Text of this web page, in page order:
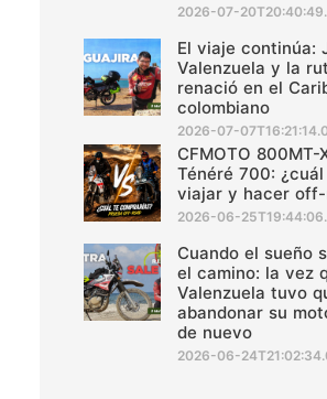
2026-07-
El viaje continúa:
Valenzuela y la
renació en el
colombiano
2026-07-
CFMOTO 800MT-
Ténéré 700:
viajar y hacer off-
2026-06-
Cuando el sueño
el camino: la vez
Valenzuela tuvo
abandonar su
de nuevo
2026-06-